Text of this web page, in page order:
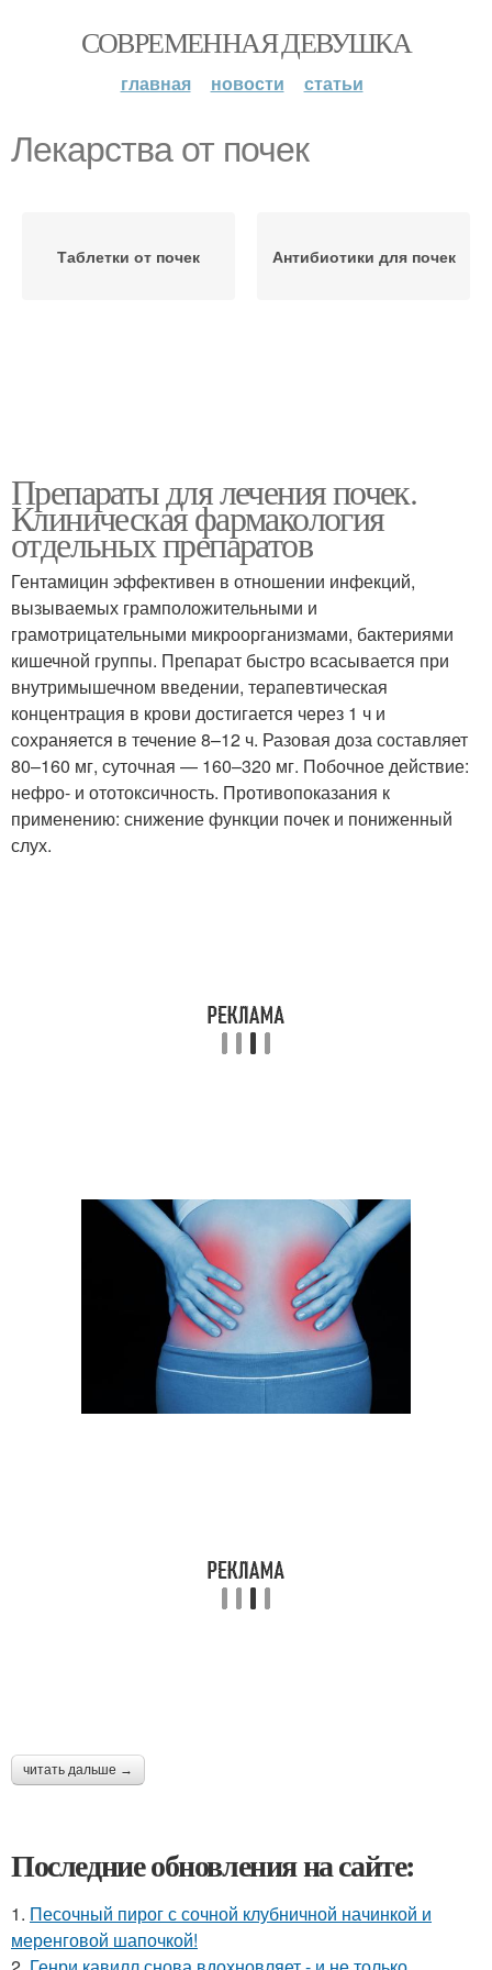
СОВРЕМЕННАЯ ДЕВУШКА
главная новости статьи
Лекарства от почек
Таблетки от почек Антибиотики для почек
Препараты для лечения почек.
Клиническая фармакология
отдельных препаратов
Гентамицин эффективен в отношении инфекций,
вызываемых грамположительными и
грамотрицательными микроорганизмами, бактериями
кишечной группы. Препарат быстро всасывается при
внутримышечном введении, терапевтическая
концентрация в крови достигается через 1 ч и
сохраняется в течение 8–12 ч. Разовая доза составляет
80–160 мг, суточная — 160–320 мг. Побочное действие:
нефро- и ототоксичность. Противопоказания к
применению: снижение функции почек и пониженный
слух.
читать дальше →
Последние обновления на сайте:
1. Песочный пирог с сочной клубничной начинкой и
меренговой шапочкой!